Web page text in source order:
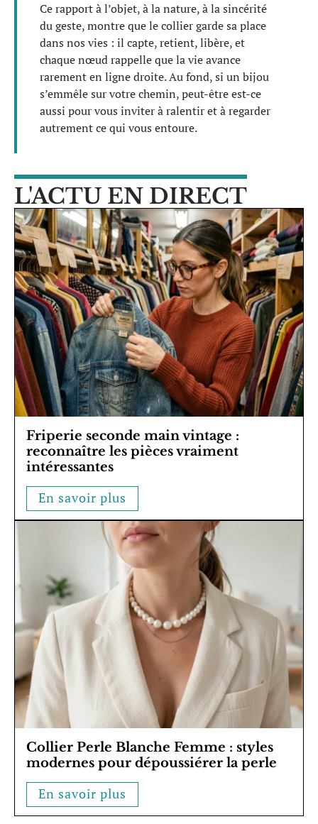
Ce rapport à l’objet, à la nature, à la sincérité
du geste, montre que le collier garde sa place
dans nos vies : il capte, retient, libère, et
chaque nœud rappelle que la vie avance
rarement en ligne droite. Au fond, si un bijou
s’emmêle sur votre chemin, peut-être est-ce
aussi pour vous inviter à ralentir et à regarder
autrement ce qui vous entoure.
L'ACTU EN DIRECT
Friperie seconde main vintage :
reconnaître les pièces vraiment
intéressantes
En savoir plus
Collier Perle Blanche Femme : styles
modernes pour dépoussiérer la perle
En savoir plus